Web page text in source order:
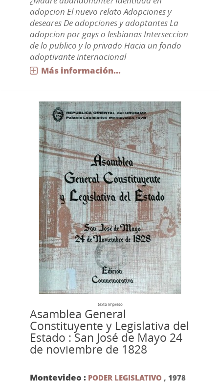
adopcion El nuevo relato Adopciones y
deseares De adopciones y adoptantes La
adopcion por gays o lesbianas Interseccion
de lo publico y lo privado Hacia un fondo
adoptivante internacional
Más información...
texto impreso
Asamblea General
Constituyente y Legislativa del
Estado : San José de Mayo 24
de noviembre de 1828
Montevideo : PODER LEGISLATIVO , 1978